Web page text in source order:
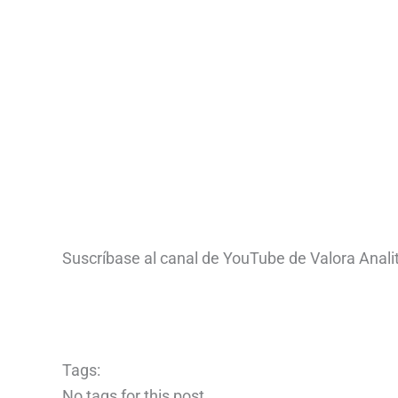
Suscríbase al canal de YouTube de Valora
Tags: